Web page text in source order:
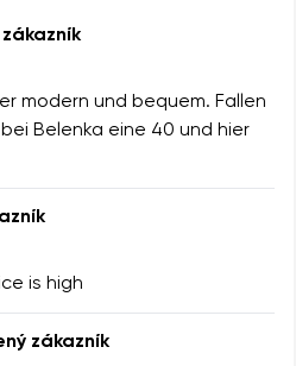
modern und bequem. Fallen
Belenka eine 40 und hier
is high
zákazník